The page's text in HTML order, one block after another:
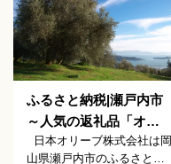
ふるさと納税|瀬戸内市
～人気の返礼品「オ…
日本オリーブ株式会社は岡
山県瀬戸内市のふるさと…